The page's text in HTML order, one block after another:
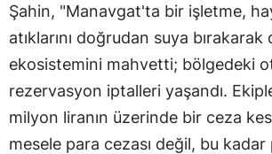
Şahin, "Manavgat'ta bir işletme,
atıklarını doğrudan suya bırakarak
ekosistemini mahvetti; bölgedeki
rezervasyon iptalleri yaşandı.
milyon liranın üzerinde bir ceza
mesele para cezası değil, bu kadar